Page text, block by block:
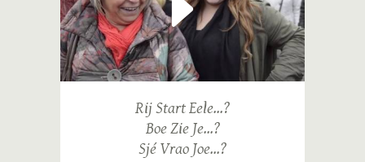
Rij Start Eele...?
Boe Zie Je...?
Sjé Vrao Joe...?